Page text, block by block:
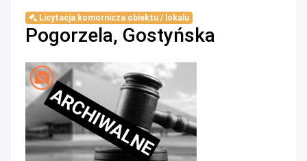
Licytacja komornicza obiektu / lokalu
Pogorzela, Gostyńska
ARCHIWALNE